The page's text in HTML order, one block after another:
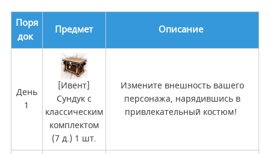
Поря
док
Предмет Описание
День
1
[Ивент]
Сундук с
классическим
комплектом
(7 д.) 1 шт.
Измените внешность вашего
персонажа, нарядившись в
привлекательный костюм!